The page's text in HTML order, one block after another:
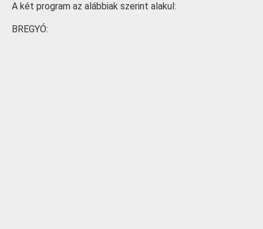
A két program az alábbiak szerint alakul:
BREGYÓ: